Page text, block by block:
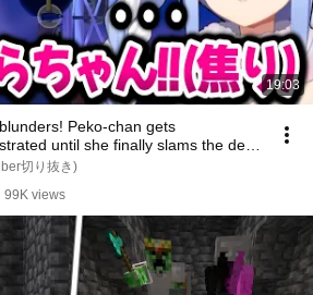
19:03
Peko-chan gets
until she finally slams the desk
切り抜き)
99K views